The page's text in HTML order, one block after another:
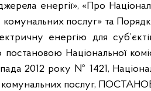
енергії», «Про
послуг» та
енергію для
Національної
2012 року № 1421,
послуг,